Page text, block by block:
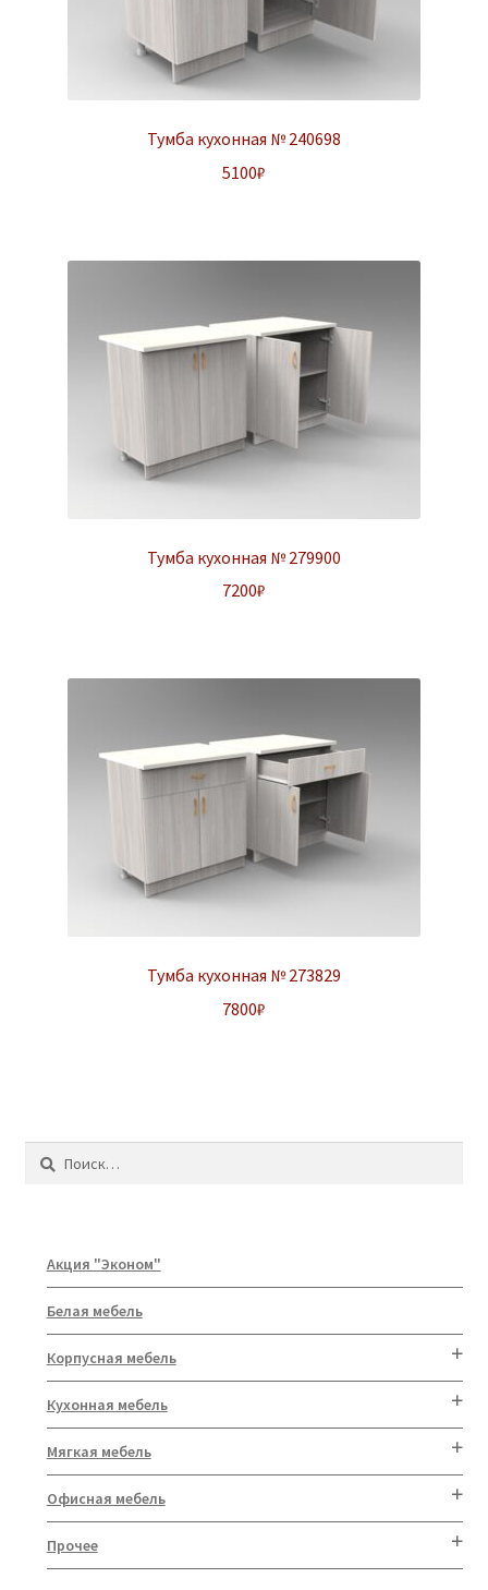
Тумба кухонная № 240698
5100₽
Тумба кухонная № 279900
7200₽
Тумба кухонная № 273829
7800₽
Найти:
Акция "Эконом"
Белая мебель
Корпусная мебель
Кухонная мебель
Мягкая мебель
Офисная мебель
Прочее